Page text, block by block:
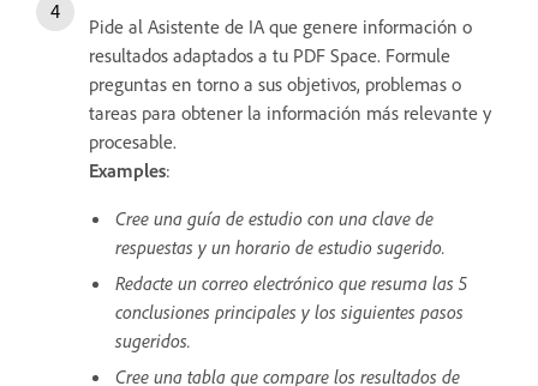
Pide al Asistente de IA que genere información o
resultados adaptados a tu PDF Space. Formule
preguntas en torno a sus objetivos, problemas o
tareas para obtener la información más relevante y
procesable.
Examples:
Cree una guía de estudio con una clave de
respuestas y un horario de estudio sugerido.
Redacte un correo electrónico que resuma las 5
conclusiones principales y los siguientes pasos
sugeridos.
Cree una tabla que compare los resultados de